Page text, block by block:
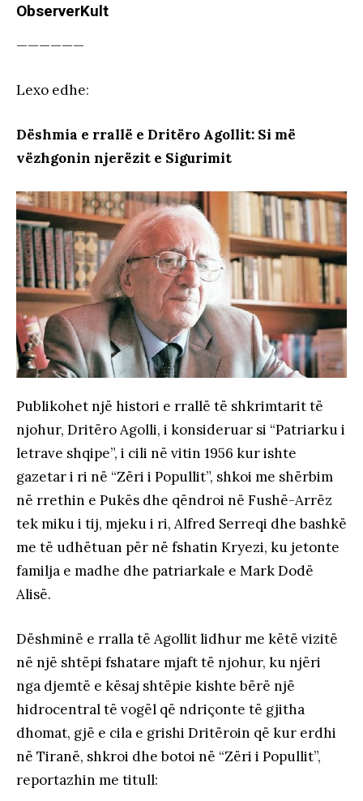
ObserverKult
——————
Lexo edhe:
Dëshmia e rrallë e Dritëro Agollit: Si më
vëzhgonin njerëzit e Sigurimit
Publikohet një histori e rrallë të shkrimtarit të
njohur, Dritëro Agolli, i konsideruar si “Patriarku i
letrave shqipe”, i cili në vitin 1956 kur ishte
gazetar i ri në “Zëri i Popullit”, shkoi me shërbim
në rrethin e Pukës dhe qëndroi në Fushë-Arrëz
tek miku i tij, mjeku i ri, Alfred Serreqi dhe bashkë
me të udhëtuan për në fshatin Kryezi, ku jetonte
familja e madhe dhe patriarkale e Mark Dodë
Alisë.
Dëshminë e rralla të Agollit lidhur me këtë vizitë
në një shtëpi fshatare mjaft të njohur, ku njëri
nga djemtë e kësaj shtëpie kishte bërë një
hidrocentral të vogël që ndriçonte të gjitha
dhomat, gjë e cila e grishi Dritëroin që kur erdhi
në Tiranë, shkroi dhe botoi në “Zëri i Popullit”,
reportazhin me titull: